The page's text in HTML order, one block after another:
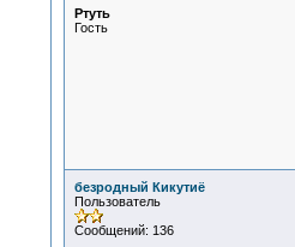
Ртуть
Гость
безродный Кикутиё
Пользователь
Сообщений: 136